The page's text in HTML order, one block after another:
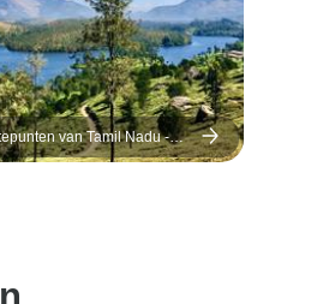
in de auto. Zoals altijd waren
de hotels erg wisselend,
sommige lagen op een
onhandige plek. Ik raad aan
om een upgrade te overwegen.
Het ontbijt was altijd
van Tamil Nadu -